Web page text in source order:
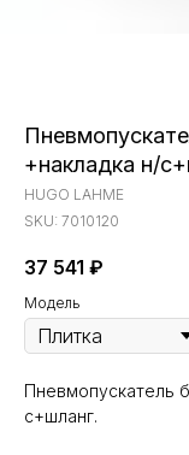
+накладка н/
HUGO LAHME
SKU: 7010120
37 541 ₽
Модель
Пневмопускатель
с+шланг.